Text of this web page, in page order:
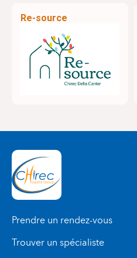
Re-source
Prendre un rendez-vous
Trouver un spécialiste